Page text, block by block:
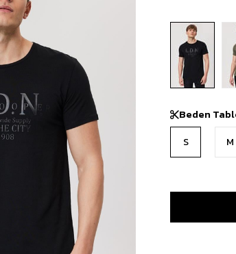
Beden
S M